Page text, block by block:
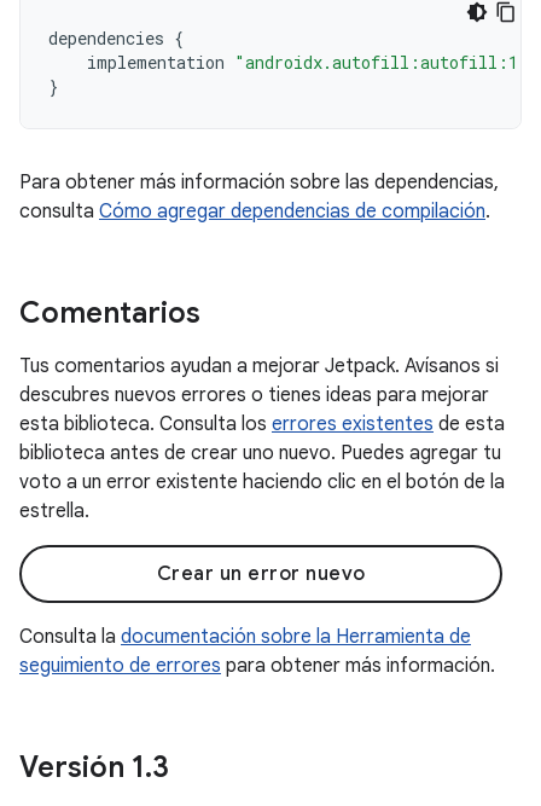
dependencies {
implementation
}
Para obtener más información sobre las dependencias,
consulta Cómo agregar dependencias de compilación.
Comentarios
Tus comentarios ayudan a mejorar Jetpack. Avísanos si
descubres nuevos errores o tienes ideas para mejorar
esta biblioteca. Consulta los errores existentes de esta
biblioteca antes de crear uno nuevo. Puedes agregar tu
voto a un error existente haciendo clic en el botón de la
estrella.
Crear un error nuevo
Consulta la documentación sobre la Herramienta de
seguimiento de errores para obtener más información.
Versión 1.3